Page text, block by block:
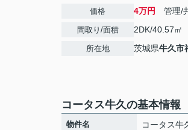
価格 4万円 管理/
間取り/面積 2DK/40.57㎡
所在地 茨城県牛久市
コータス牛久の基本情報
物件名 コータス牛